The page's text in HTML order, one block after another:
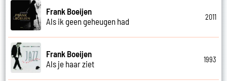
Frank Boeijen
Als ik geen geheugen had
2011
Frank Boeijen
Als je haar ziet
1993